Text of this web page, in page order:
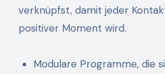
verknüpfst, damit jeder
positiver Moment wird.
Modulare Programme, die